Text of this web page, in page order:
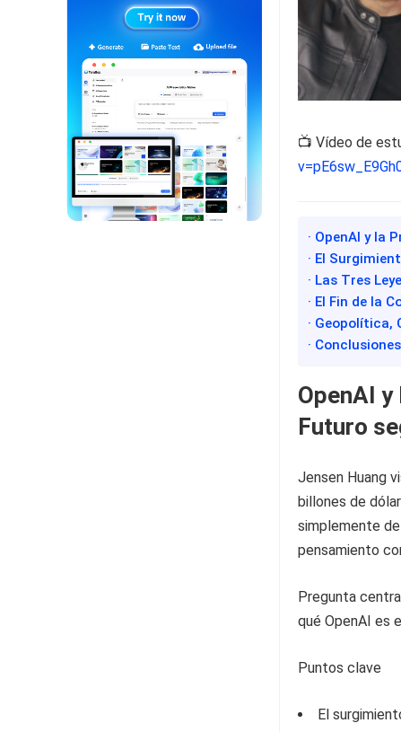
📺 Vídeo de
· OpenAI y la
· El
· Las Tres
· El Fin de la
· Geopolítica,
·
OpenAI
Futuro
Jensen Huang
billones de
simplemente
pensamiento
Pregunta
qué OpenAI es
Puntos clave
El